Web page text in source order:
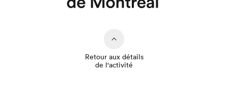
Que cherchez-vous?
Retour aux détails
de l'activité